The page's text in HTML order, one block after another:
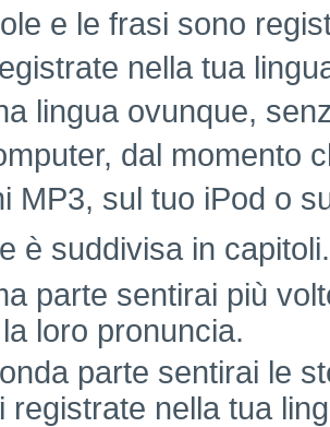
e le frasi sono
nella tua
lingua ovunque,
dal momento
MP3, sul tuo iPod o
è suddivisa in
parte sentirai più
loro pronuncia.
parte sentirai le
registrate nella tua